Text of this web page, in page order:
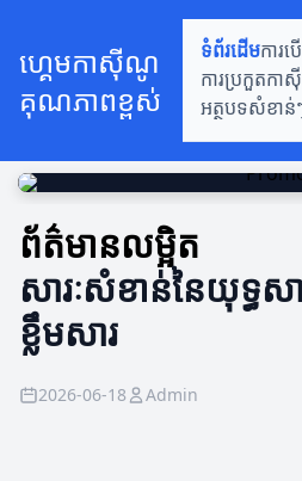
ហ្គេមកាស៊ីណូ
គុណភាពខ្ពស់
ទំព័រដើមការ
ការប្រកួតក
អត្ថបទសំខាន់
ព័ត៌មានលម្អិត
សារៈសំខាន់នៃយុទ្ធសា
ខ្លឹមសារ
2026-06-18 Admin